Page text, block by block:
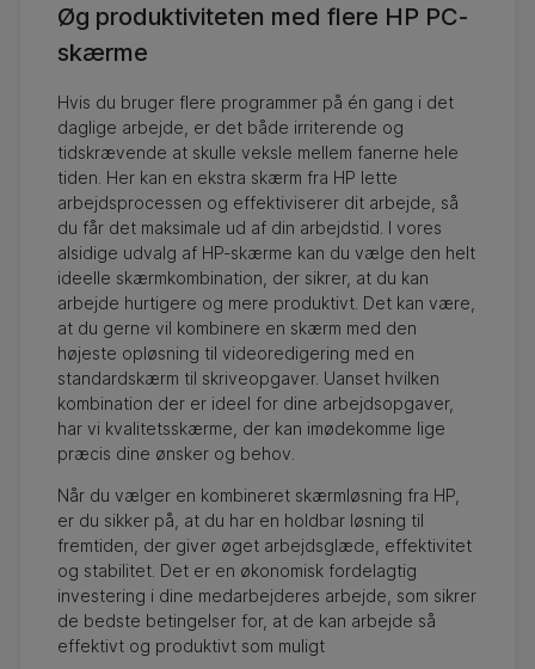
Øg produktiviteten med flere HP PC-
skærme
Hvis du bruger flere programmer på én gang i det
daglige arbejde, er det både irriterende og
tidskrævende at skulle veksle mellem fanerne hele
tiden. Her kan en ekstra skærm fra HP lette
arbejdsprocessen og effektiviserer dit arbejde, så
du får det maksimale ud af din arbejdstid. I vores
alsidige udvalg af HP-skærme kan du vælge den helt
ideelle skærmkombination, der sikrer, at du kan
arbejde hurtigere og mere produktivt. Det kan være,
at du gerne vil kombinere en skærm med den
højeste opløsning til videoredigering med en
standardskærm til skriveopgaver. Uanset hvilken
kombination der er ideel for dine arbejdsopgaver,
har vi kvalitetsskærme, der kan imødekomme lige
præcis dine ønsker og behov.
Når du vælger en kombineret skærmløsning fra HP,
er du sikker på, at du har en holdbar løsning til
fremtiden, der giver øget arbejdsglæde, effektivitet
og stabilitet. Det er en økonomisk fordelagtig
investering i dine medarbejderes arbejde, som sikrer
de bedste betingelser for, at de kan arbejde så
effektivt og produktivt som muligt